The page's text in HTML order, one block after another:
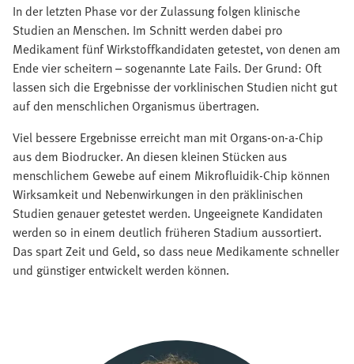
In der letzten Phase vor der Zulassung folgen klinische
Studien an Menschen. Im Schnitt werden dabei pro
Medikament fünf Wirkstoffkandidaten getestet, von denen am
Ende vier scheitern – sogenannte Late Fails. Der Grund: Oft
lassen sich die Ergebnisse der vorklinischen Studien nicht gut
auf den menschlichen Organismus übertragen.
Viel bessere Ergebnisse erreicht man mit Organs-on-a-Chip
aus dem Biodrucker. An diesen kleinen Stücken aus
menschlichem Gewebe auf einem Mikrofluidik-Chip können
Wirksamkeit und Nebenwirkungen in den präklinischen
Studien genauer getestet werden. Ungeeignete Kandidaten
werden so in einem deutlich früheren Stadium aussortiert.
Das spart Zeit und Geld, so dass neue Medikamente schneller
und günstiger entwickelt werden können.